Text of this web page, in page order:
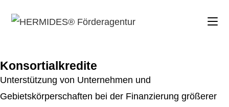
Konsortialkredite
Unterstützung von Unternehmen und
Gebietskörperschaften bei der Finanzierung größerer